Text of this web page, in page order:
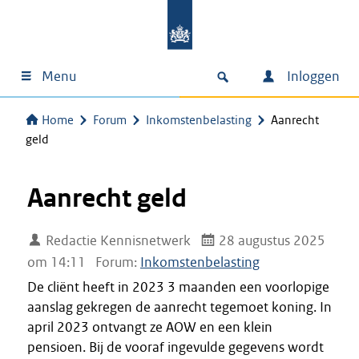
Menu Inloggen
Home Forum Inkomstenbelasting
Aanrecht
geld
Aanrecht geld
Redactie Kennisnetwerk
28 augustus 2025
om 14:11
Forum: Inkomstenbelasting
De cliënt heeft in 2023 3 maanden een voorlopige
aanslag gekregen de aanrecht tegemoet koning. In
april 2023 ontvangt ze AOW en een klein
pensioen. Bij de vooraf ingevulde gegevens wordt